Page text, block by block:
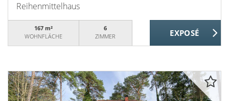
Reihenmittelhaus
167 m²
WOHNFLÄCHE
6
ZIMMER